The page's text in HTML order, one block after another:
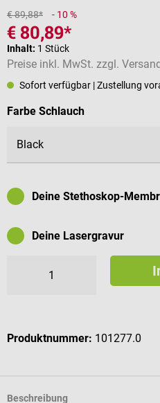
€ 89,88* - 10 %
€ 80,89*
Inhalt: 1 Stück
Preise inkl. MwSt. zzgl.
Sofort verfügbar | Zustellung
Farbe Schlauchauswählen
Deine Stethoskop-
Deine Lasergravur
Produktnummer: 101277.0
Beschreibung